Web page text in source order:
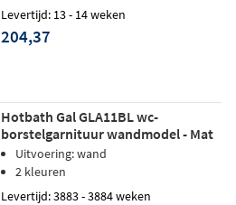
Levertijd: 13 - 14 weken
204,37
Hotbath Gal GLA11BL wc-
borstelgarnituur wandmodel - Mat
zwart
Uitvoering: wand
2 kleuren
Levertijd: 3883 - 3884 weken